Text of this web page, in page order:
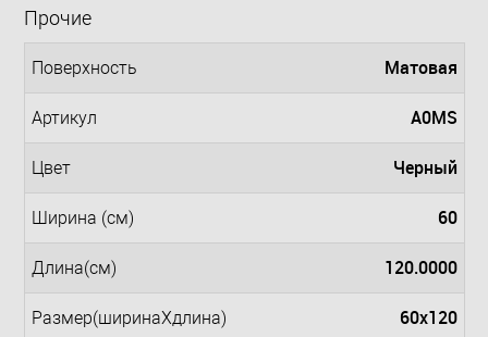
Прочие
Поверхность Матовая
Артикул A0MS
Цвет Черный
Ширина (см) 60
Длина(см) 120.0000
Размер(ширинаXдлина) 60x120